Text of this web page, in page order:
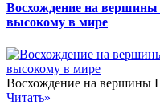
Восхождение на
высокому в мире
Восхождение на вершины
Читать»